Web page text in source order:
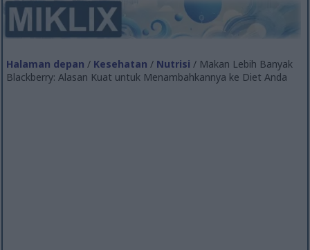
Halaman depan / Kesehatan / Nutrisi / Makan Lebih Banyak
Blackberry: Alasan Kuat untuk Menambahkannya ke Diet Anda